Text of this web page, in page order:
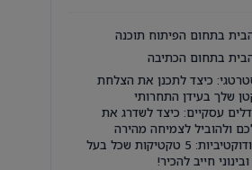
בתחום הפיתוח תוכנה
בתחום הכתיבה
כיצד לתכנן את הצלחת
שלך בעידן התחרותי
עסקיים: כיצד לשדרג את
ולהוביל לצמיחה מהירה
שיפור פרודוקטיביות: 5 טקטיקות שכל בעל
חייב להכיר!